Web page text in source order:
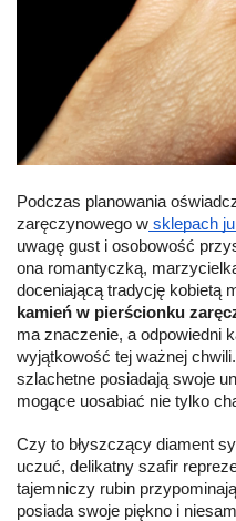
Podczas planowania
zaręczynowego w sklepach
uwagę gust i osobowość
ona romantyczką,
doceniającą tradycję kobietą
kamień w pierścionku
ma znaczenie, a odpowiedni
wyjątkowość tej ważnej
szlachetne posiadają swoje
mogące uosabiać nie tylko
Czy to błyszczący diament
uczuć, delikatny szafir
tajemniczy rubin
posiada swoje piękno i